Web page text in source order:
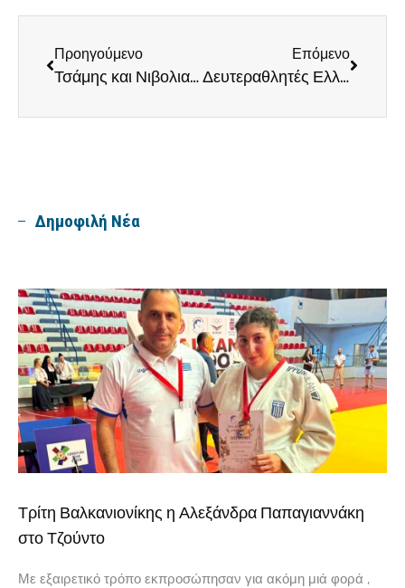
Προηγούμενο
Τσάμης και Νιβολιανίτης στον Πανελλήνιο Γυμναστικό Σύλλογο
Επόμενο
Δευτεραθλητές Ελλάδος στο Beach Handball
Δημοφιλή Νέα
Τρίτη Βαλκανιονίκης η Αλεξάνδρα Παπαγιαννάκη
στο Τζούντο
Με εξαιρετικό τρόπο εκπροσώπησαν για ακόμη μιά φορά ,